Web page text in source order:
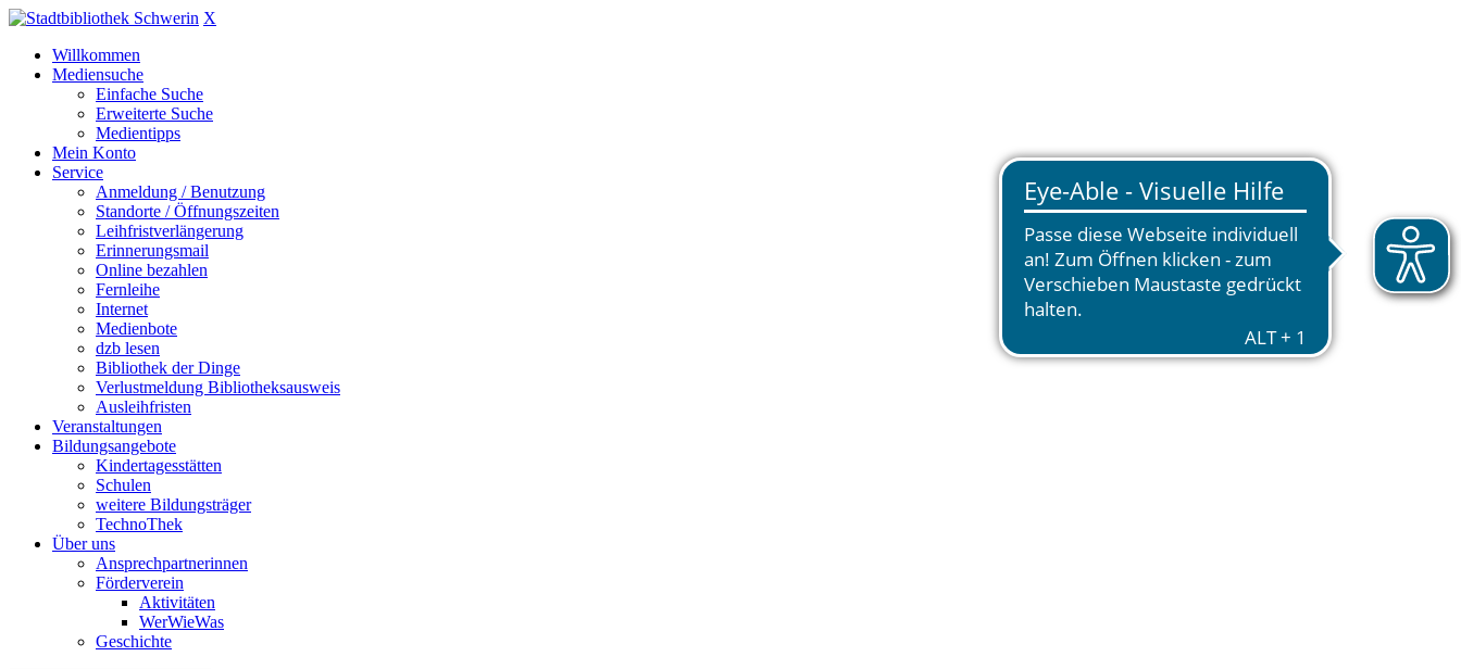
X
Willkommen
Mediensuche
Einfache Suche
Erweiterte Suche
Medientipps
Mein Konto
Service
Anmeldung / Benutzung
Standorte / Öffnungszeiten
Leihfristverlängerung
Erinnerungsmail
Online bezahlen
Fernleihe
Internet
Medienbote
dzb lesen
Bibliothek der Dinge
Verlustmeldung Bibliotheksausweis
Ausleihfristen
Veranstaltungen
Bildungsangebote
Kindertagesstätten
Schulen
weitere Bildungsträger
TechnoThek
Über uns
Ansprechpartnerinnen
Förderverein
Aktivitäten
WerWieWas
Geschichte